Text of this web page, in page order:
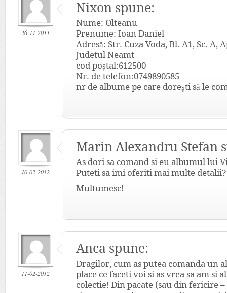
26-11-2011
Nixon spune:
Nume: Olteanu
Prenume: Ioan Daniel
Adresă: Str. Cuza Voda, Bl. A1, Sc. A,
Judetul Neamt
cod poștal:612500
Nr. de telefon:0749890585
nr de albume pe care doreşti să le
10-02-2012
Marin Alexandru Stefan
As dori sa comand si eu albumul lui
Puteti sa imi oferiti mai multe detalii?
Multumesc!
11-02-2012
Anca spune:
Dragilor, cum as putea comanda un
place ce faceti voi si as vrea sa am si
colectie! Din pacate (sau din fericire